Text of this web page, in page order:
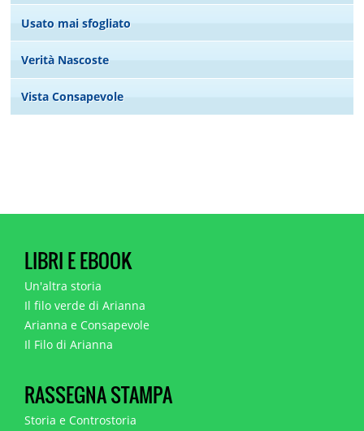
Usato mai sfogliato
Verità Nascoste
Vista Consapevole
LIBRI E EBOOK
Un'altra storia
Il filo verde di Arianna
Arianna e Consapevole
Il Filo di Arianna
RASSEGNA STAMPA
Storia e Controstoria